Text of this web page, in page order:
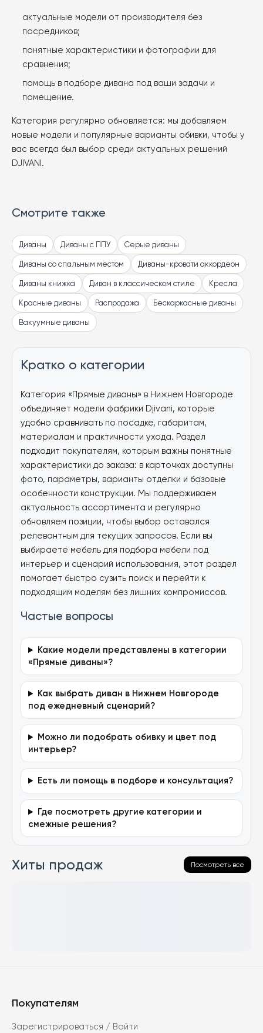
актуальные модели от производителя без
посредников;
понятные характеристики и фотографии для
сравнения;
помощь в подборе дивана под ваши задачи и
помещение.
Категория регулярно обновляется: мы добавляем
новые модели и популярные варианты обивки, чтобы у
вас всегда был выбор среди актуальных решений
DJIVANI.
Смотрите также
Диваны Диваны с ППУ Серые диваны
Диваны со спальным местом Диваны-кровати аккордеон
Диваны книжка Диван в классическом стиле Кресла
Красные диваны Распродажа Бескаркасные диваны
Вакуумные диваны
Кратко о категории
Категория «Прямые диваны» в Нижнем Новгороде
объединяет модели фабрики Djivani, которые
удобно сравнивать по посадке, габаритам,
материалам и практичности ухода. Раздел
подходит покупателям, которым важны понятные
характеристики до заказа: в карточках доступны
фото, параметры, варианты отделки и базовые
особенности конструкции. Мы поддерживаем
актуальность ассортимента и регулярно
обновляем позиции, чтобы выбор оставался
релевантным для текущих запросов. Если вы
выбираете мебель для подбора мебели под
интерьер и сценарий использования, этот раздел
помогает быстро сузить поиск и перейти к
подходящим моделям без лишних компромиссов.
Частые вопросы
Какие модели представлены в категории
«Прямые диваны»?
Как выбрать диван в Нижнем Новгороде
под ежедневный сценарий?
Можно ли подобрать обивку и цвет под
интерьер?
Есть ли помощь в подборе и консультация?
Где посмотреть другие категории и
смежные решения?
Хиты продаж Посмотреть все
Покупателям
Зарегистрироваться / Войти